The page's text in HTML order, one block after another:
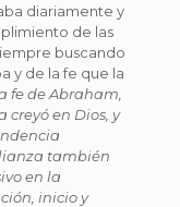
diariamente y
de las
buscando
y de la fe que la
fe de Abraham,
en Dios, y
también
en la
inicio y